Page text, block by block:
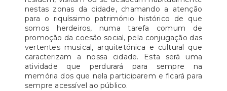
nestas zonas da cidade, chamando a atenção
para o riquíssimo património histórico de que
somos herdeiros, numa tarefa comum de
promoção da coesão social, pela conjugação das
vertentes musical, arquitetónica e cultural que
caracterizam a nossa cidade. Esta será uma
atividade que perdurará para sempre na
memória dos que nela participarem e ficará para
sempre acessível ao público.